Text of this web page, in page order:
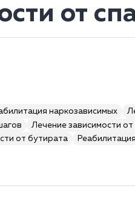
от
наркозависимых
Лечение зависимости
от бутирата